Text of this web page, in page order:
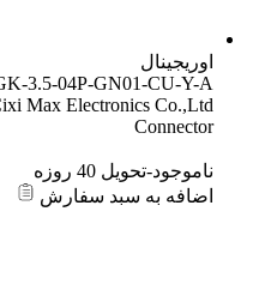
اوریجینال
3.5-04P-GN01-CU-Y-A
Max Electronics Co.,Ltd
Connector
ناموجود-تحویل 40 روزه
اضافه به سبد سفارش